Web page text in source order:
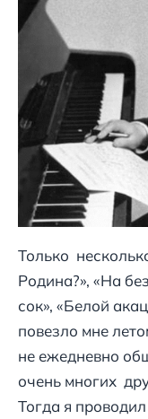
Только
Родина?», «На
сок», «Белой
повезло мне
не ежедневно
очень многих
Тогда я